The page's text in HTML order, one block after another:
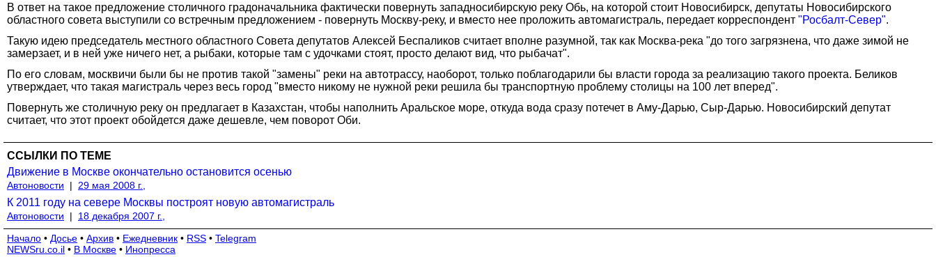
В ответ на такое предложение столичного градоначальника фактически повернуть западносибирскую реку Обь, на которой стоит Новосибирск, депутаты Новосибирского
областного совета выступили со встречным предложением - повернуть Москву-реку, и вместо нее проложить автомагистраль, передает корреспондент "Росбалт-Север".
Такую идею председатель местного областного Совета депутатов Алексей Беспаликов считает вполне разумной, так как Москва-река "до того загрязнена, что даже зимой не
замерзает, и в ней уже ничего нет, а рыбаки, которые там с удочками стоят, просто делают вид, что рыбачат".
По его словам, москвичи были бы не против такой "замены" реки на автотрассу, наоборот, только поблагодарили бы власти города за реализацию такого проекта. Беликов
утверждает, что такая магистраль через весь город "вместо никому не нужной реки решила бы транспортную проблему столицы на 100 лет вперед".
Повернуть же столичную реку он предлагает в Казахстан, чтобы наполнить Аральское море, откуда вода сразу потечет в Аму-Дарью, Сыр-Дарью. Новосибирский депутат
считает, что этот проект обойдется даже дешевле, чем поворот Оби.
ССЫЛКИ ПО ТЕМЕ
Движение в Москве окончательно остановится осенью
Автоновости | 29 мая 2008 г.,
К 2011 году на севере Москвы построят новую автомагистраль
Автоновости |
18 декабря 2007 г.,
Начало • Досье • Архив • Ежедневник • RSS • Telegram
NEWSru.co.il • В Москве • Инопресса